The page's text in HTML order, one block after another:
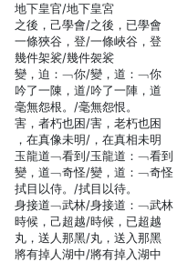
地下皇官/地下皇宮
之後，己學會/之後，已學會
一條狹谷，登/一條峽谷，登
幾件架裟/幾件袈裟
變，迫：﹁你/變，道：﹁你
吟了一陳，道/吟了一陣，道
毫無怨根。/毫無怨恨。
害，者朽也困/害，老朽也困
，在真像未明/，在真相未明
玉龍道﹁看到/玉龍道：﹁看到
變，道﹁奇怪/變，道：﹁奇怪
拭目以侍。/拭目以待。
身接道﹁武林/身接道：﹁武林
時候，己超越/時候，已超越
丸，送人那黑/丸，送入那黑
將有掉人湖中/將有掉入湖中